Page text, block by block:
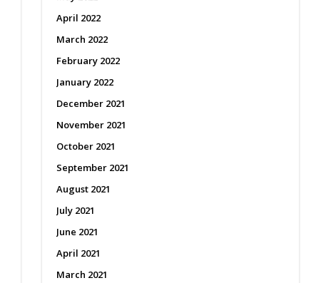
April 2022
March 2022
February 2022
January 2022
December 2021
November 2021
October 2021
September 2021
August 2021
July 2021
June 2021
April 2021
March 2021